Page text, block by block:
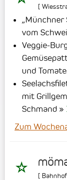
[
„Münchner
vom
Veggie-
und
mit
Schmand
Zum
[